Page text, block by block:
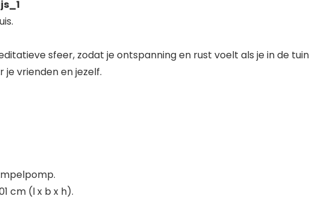
sfeer, zodat je ontspanning en rust voelt als je in de
je vrienden en jezelf.
cm (l x b x h).